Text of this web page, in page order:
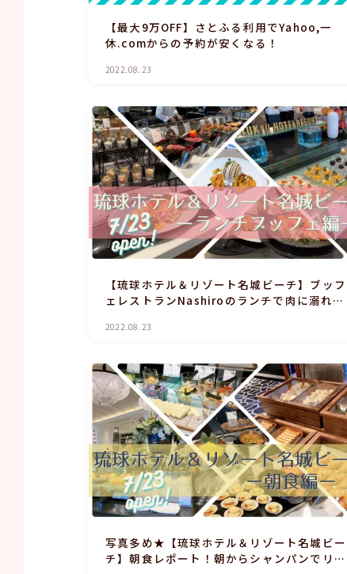
【最大9万OFF】さとふる利用でYahoo,一
休.comからの予約が安くなる！
2022.08.23
【琉球ホテル＆リゾート名城ビーチ】ブッフ
ェレストランNashiroのランチで肉に溺れ
2022.08.23
写真多め★【琉球ホテル＆リゾート名城ビー
チ】朝食レポート！朝からシャンパンでリッ